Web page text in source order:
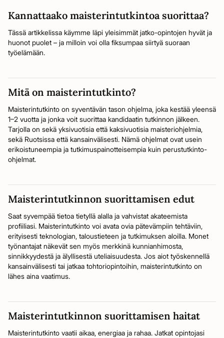
Kannattaako maisterintutkintoa suorittaa?
Tässä artikkelissa käymme läpi yleisimmät jatko-opintojen hyvät ja
huonot puolet – ja milloin voi olla fiksumpaa siirtyä suoraan
työelämään.
Mitä on maisterintutkinto?
Maisterintutkinto on syventävän tason ohjelma, joka kestää yleensä
1–2 vuotta ja jonka voit suorittaa kandidaatin tutkinnon jälkeen.
Tarjolla on sekä yksivuotisia että kaksivuotisia maisteriohjelmia,
sekä Ruotsissa että kansainvälisesti. Nämä ohjelmat ovat usein
erikoistuneempia ja tutkimuspainotteisempia kuin perustutkinto-
ohjelmat.
Maisterintutkinnon suorittamisen edut
Saat syvempää tietoa tietyllä alalla ja vahvistat akateemista
profiiliasi. Maisterintutkinto voi avata ovia pätevämpiin tehtäviin,
erityisesti teknologian, taloustieteen ja tutkimuksen aloilla. Monet
työnantajat näkevät sen myös merkkinä kunnianhimosta,
sinnikkyydestä ja älyllisestä uteliaisuudesta. Jos aiot työskennellä
kansainvälisesti tai jatkaa tohtoriopintoihin, maisterintutkinto on
lähes aina vaatimus.
Maisterintutkinnon suorittamisen haitat
Maisterintutkinto vaatii aikaa, energiaa ja rahaa. Jatkat opintojasi